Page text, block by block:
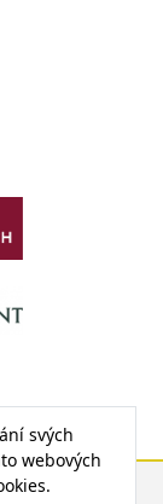
svých
webových